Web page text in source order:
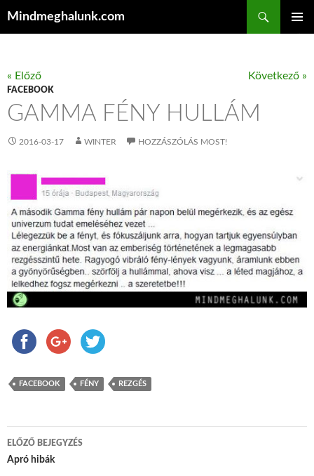
Mindmeghalunk.com
« Előző Következő »
FACEBOOK
GAMMA FÉNY HULLÁM
2016-03-17 WINTER HOZZÁSZÓLÁS MOST!
FACEBOOK FÉNY REZGÉS
Bejegyzés navigáció
ELŐZŐ BEJEGYZÉS
Apró hibák